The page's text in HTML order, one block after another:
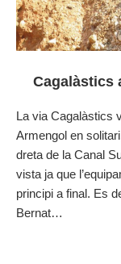
Cagalàstics
La via Cagalàstics
Armengol en
dreta de la Canal
vista ja que
principi a final. Es
Bernat…